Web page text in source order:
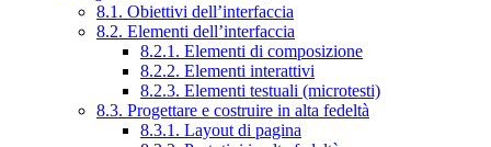
8.1. Obiettivi dell’interfaccia
8.2. Elementi dell’interfaccia
8.2.1. Elementi di composizione
8.2.2. Elementi interattivi
8.2.3. Elementi testuali (microtesti)
8.3. Progettare e costruire in alta fedeltà
8.3.1. Layout di pagina